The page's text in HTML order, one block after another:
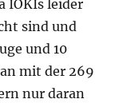
IOKIs leider
sind und
und 10
mit der 269
nur daran